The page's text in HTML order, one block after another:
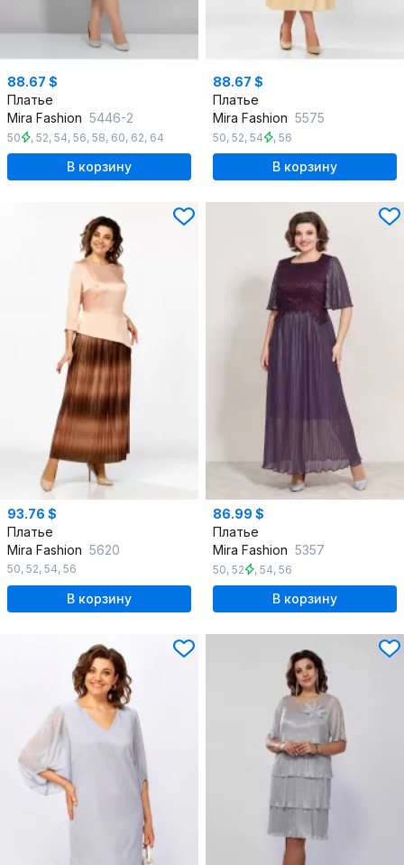
88.67 $
Платье
Mira Fashion 5446-2
50 , 52, 54, 56, 58, 60, 62, 64
В корзину
88.67 $
Платье
Mira Fashion 5575
50, 52, 54 , 56
В корзину
93.76 $
Платье
Mira Fashion 5620
50, 52, 54, 56
В корзину
86.99 $
Платье
Mira Fashion 5357
50, 52 , 54, 56
В корзину